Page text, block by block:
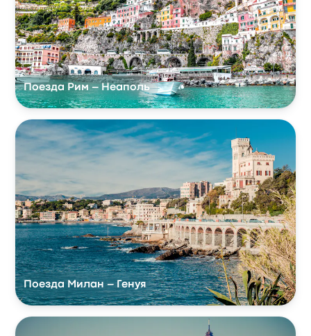
Поезда Рим – Неаполь
Поезда Милан – Генуя